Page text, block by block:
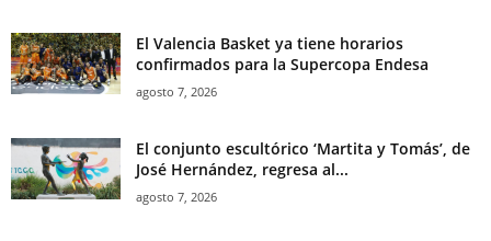
El Valencia Basket ya tiene horarios
confirmados para la Supercopa Endesa
agosto 7, 2026
El conjunto escultórico ‘Martita y Tomás’, de
José Hernández, regresa al...
agosto 7, 2026